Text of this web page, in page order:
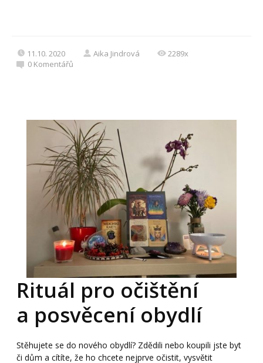
11.10. 2020 Aika Jindrová
2289x
0 Komentářů
Rituál pro očištění
a posvěcení obydlí
Stěhujete se do nového obydlí? Zdědili nebo koupili jste byt
či dům a cítíte, že ho chcete nejprve očistit, vysvětit